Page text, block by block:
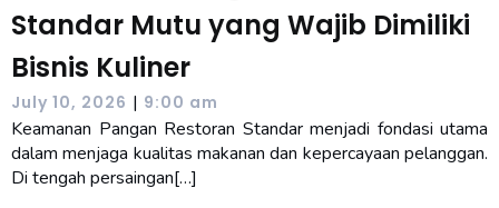
Standar Mutu yang Wajib Dimiliki
Bisnis Kuliner
July 10, 2026 | 9:00 am
Keamanan Pangan Restoran Standar menjadi fondasi utama
dalam menjaga kualitas makanan dan kepercayaan pelanggan.
Di tengah persaingan[…]